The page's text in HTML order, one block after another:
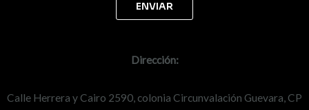
Dirección:
Calle Herrera y Cairo 2590, colonia Circunvalación Guevara, CP